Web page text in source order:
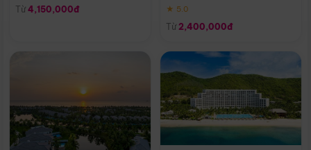
Từ 4,150,000đ
★ 5.0
Từ 2,400,000đ